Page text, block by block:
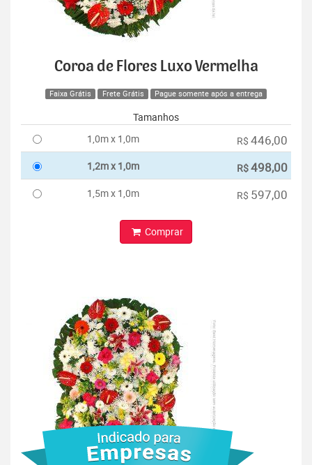
Coroa de Flores Luxo Vermelha
Faixa Grátis Frete Grátis Pague somente após a entrega
Tamanhos
1,0m x 1,0m
R$ 446,00
1,2m x 1,0m R$498,00
1,5m x 1,0m R$ 597,00
Comprar